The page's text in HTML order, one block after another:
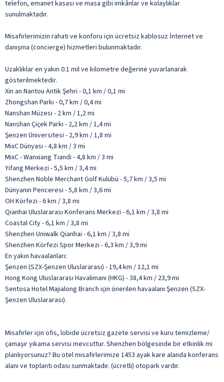
telefon, emanet kasası ve masa gibi imkânlar ve kolaylıklar
sunulmaktadır.
Misafirlerimizin rahatı ve konforu için ücretsiz kablosuz İnternet ve
danışma (concierge) hizmetleri bulunmaktadır.
Uzaklıklar en yakın 0.1 mil ve kilometre değerine yuvarlanarak
gösterilmektedir.
Xin an Nantou Antik Şehri - 0,1 km / 0,1 mi
Zhongshan Parkı - 0,7 km / 0,4 mi
Nanshan Müzesi - 2 km / 1,2 mi
Nanshan Çiçek Parkı - 2,2 km / 1,4 mi
Şenzen Üniversitesi - 2,9 km / 1,8 mi
MixC Dünyası - 4,8 km / 3 mi
MixC - Wanxiang Tiandi - 4,8 km / 3 mi
Yifang Merkezi - 5,5 km / 3,4 mi
Shenzhen Noble Merchant Golf Kulübü - 5,7 km / 3,5 mi
Dünyanın Penceresi - 5,8 km / 3,6 mi
OH Körfezi - 6 km / 3,8 mi
Qianhai Uluslararası Konferans Merkezi - 6,1 km / 3,8 mi
Coastal City - 6,1 km / 3,8 mi
Shenzhen Uniwalk Qianhai - 6,1 km / 3,8 mi
Shenzhen Körfezi Spor Merkezi - 6,3 km / 3,9 mi
En yakın havaalanları:
Şenzen (SZX-Şenzen Uluslararası) - 19,4 km / 12,1 mi
Hong Kong Uluslararası Havalimanı (HKG) - 38,4 km / 23,9 mi
Sentosa Hotel Majialong Branch için önerilen havaalanı Şenzen (SZX-
Şenzen Uluslararası).
Misafirler için ofis, lobide ücretsiz gazete servisi ve kuru temizleme/
çamaşır yıkama servisi mevcuttur. Shenzhen bölgesinde bir etkinlik mi
planlıyorsunuz? Bu otel misafirlerimize 1453 ayak kare alanda konferans
alanı ve toplantı odası sunmaktadır. (ücretli) otopark vardır.